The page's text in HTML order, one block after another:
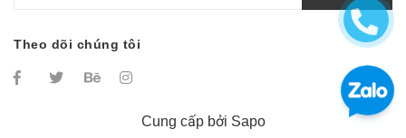
Theo dõi chúng tôi
Cung cấp bởi Sapo